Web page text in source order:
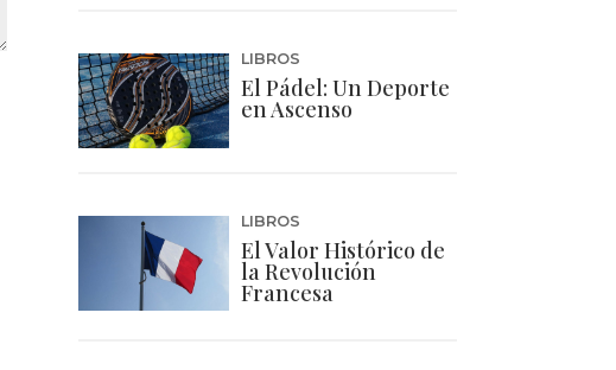
El Pádel: Un Deporte
en Ascenso
LIBROS
El Valor Histórico de
la Revolución
Francesa
LIBROS